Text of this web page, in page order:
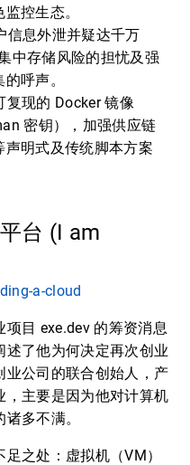
控生态。
信息外泄并疑达千万
中存储风险的担忧及强
呼声。
复现的 Docker 镜像
密钥），加强供应链
明式及传统脚本方案
台 (I am
a-cloud
目 exe.dev 的筹资消息
述了他为何决定再次创业
业公司的联合创始人，产
，主要是因为他对计算机
多不满。
之处：虚拟机（VM）